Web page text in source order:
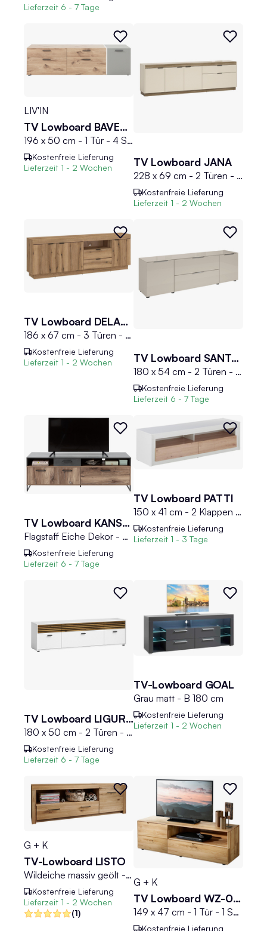
Lieferzeit 6 - 7 Tage
LIV'IN
TV Lowboard BAVENO
196 x 50 cm - 1 Tür - 4 Schubladen - Hellgrau - Nox Eiche Dekor - mit LED-Frontbeleuchtung
Kostenfreie Lieferung
Lieferzeit 1 - 2 Wochen TV Lowboard JANA
228 x 69 cm - 2 Türen - 1 Klappe - 1 Schublade - Praline Elm Dekor - Sandgrau
Kostenfreie Lieferung
Lieferzeit 1 - 2 Wochen
TV Lowboard DELAMAR
186 x 67 cm - 3 Türen - 2 Schubladen - Coast Evoke Eiche Dekor
Kostenfreie Lieferung
Lieferzeit 1 - 2 Wochen TV Lowboard SANTORIN
180 x 54 cm - 2 Türen - 1 Schublade - 1 Klappe - Cashmereglas - Cashmerebraun matt
Kostenfreie Lieferung
Lieferzeit 6 - 7 Tage
TV Lowboard KANSAS
Flagstaff Eiche Dekor - Matera Dekor - B 180 cm - 2 Türen - 1 Schublade - 1 Klappe
Kostenfreie Lieferung
Lieferzeit 6 - 7 Tage
TV Lowboard PATTI
150 x 41 cm - 2 Klappen - Artisan Eiche Dekor - Weiß matt - mit LED-Beleuchtung
Kostenfreie Lieferung
Lieferzeit 1 - 3 Tage
TV Lowboard LIGURIA
180 x 50 cm - 2 Türen - 3 Schubladen - 1 Klappe - Evoke Eiche Dekor - Weiß matt
Kostenfreie Lieferung
Lieferzeit 6 - 7 Tage
TV-Lowboard GOAL
Grau matt - B 180 cm
Kostenfreie Lieferung
Lieferzeit 1 - 2 Wochen
G + K
TV-Lowboard LISTO
Wildeiche massiv geölt - 170 x 40 cm
Kostenfreie Lieferung
Lieferzeit 1 - 2 Wochen
(1)
G + K
TV Lowboard WZ-0663
149 x 47 cm - 1 Tür - 1 Schublade - Wildeiche massiv geölt
Kostenfreie Lieferung